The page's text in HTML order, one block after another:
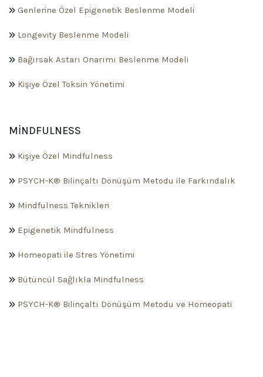
Genlerine Özel Epigenetik Beslenme Modeli
Longevity Beslenme Modeli
Bağırsak Astarı Onarımı Beslenme Modeli
Kişiye Özel Toksin Yönetimi
MINDFULNESS
Kişiye Özel Mindfulness
PSYCH-K® Bilinçaltı Dönüşüm Metodu ile Farkındalık
Mindfulness Teknikleri
Epigenetik Mindfulness
Homeopati ile Stres Yönetimi
Bütüncül Sağlıkla Mindfulness
PSYCH-K® Bilinçaltı Dönüşüm Metodu ve Homeopati